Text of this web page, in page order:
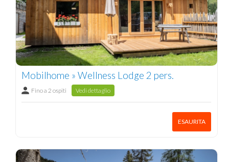
Mobilhome » Wellness Lodge 2 pers.
Fino a 2 ospiti Vedi dettaglio
ESAURITA